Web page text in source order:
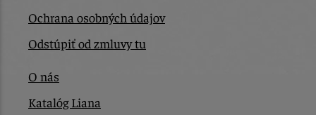
Ochrana osobných údajov
Odstúpiť od zmluvy tu
O nás
Katalóg Liana